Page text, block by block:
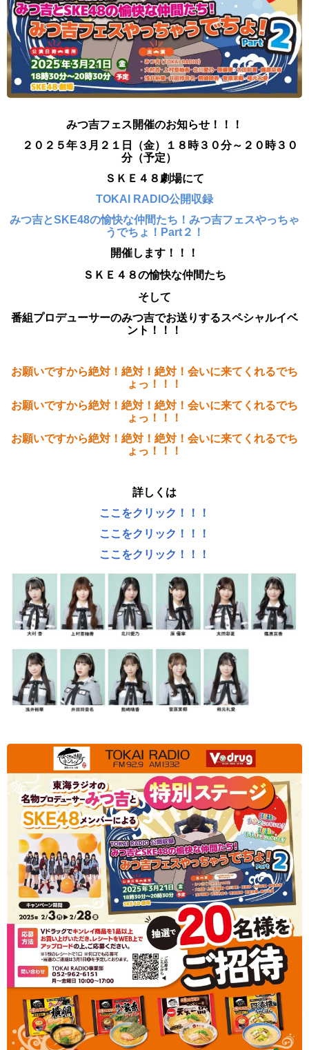
みつ吉フェス開催のお知らせ！！！
２０２５年３月２１日（金）１８時３０分～２０時３０
分（予定）
ＳＫＥ４８劇場にて
TOKAI RADIO公開収録
みつ吉とSKE48の愉快な仲間たち！ みつ吉フェスやっちゃ
うでちょ ！Part２！
開催します！！！
ＳＫＥ４８の愉快な仲間たち
そして
番組プロデューサーのみつ吉でお送りするスペシャルイベ
ント！！！
お願いですから絶対！絶対！絶対！会いに来てくれるでち
ょっ！！！
お願いですから絶対！絶対！絶対！会いに来てくれるでち
ょっ！！！
お願いですから絶対！絶対！絶対！会いに来てくれるでち
ょっ！！！
詳しくは
ここをクリック！！！
ここをクリック！！！
ここをクリック！！！